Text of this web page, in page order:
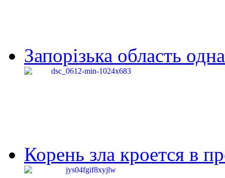
Запорізька область
Корень зла кроется в